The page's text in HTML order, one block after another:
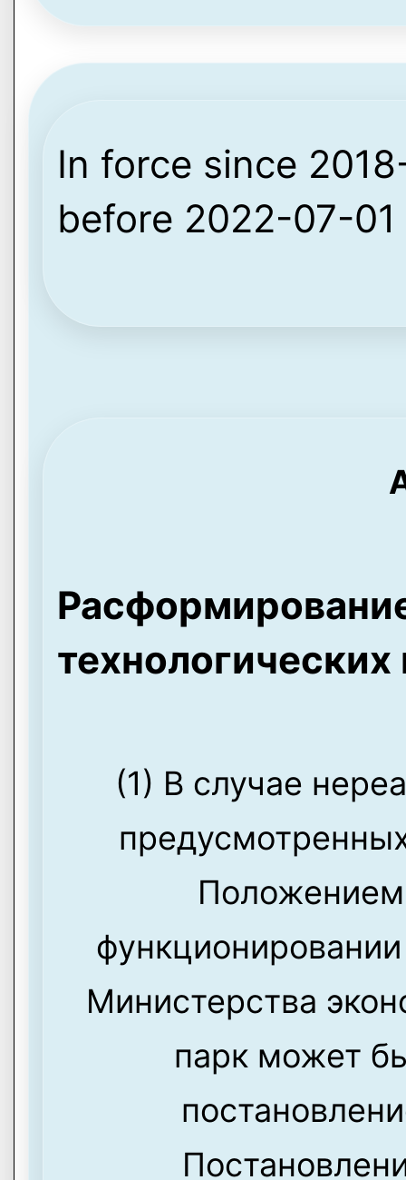
In force since
before 2022-07-01
технологических
(1) В случае
Положением
Министерства
парк может